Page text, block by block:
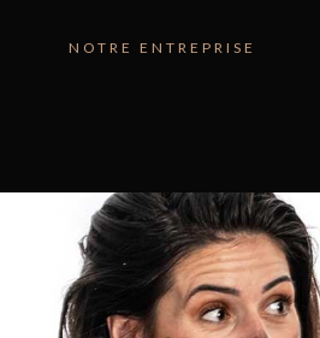
NOTRE ENTREPRISE